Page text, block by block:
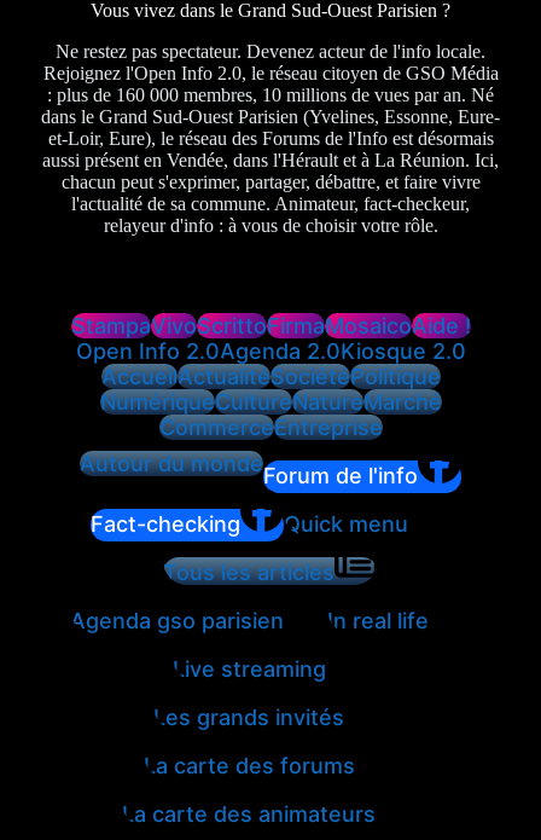
Vous vivez dans le Grand Sud-Ouest Parisien ?
Ne restez pas spectateur. Devenez acteur de l'info locale.
Rejoignez l'Open Info 2.0, le réseau citoyen de GSO Média
: plus de 160 000 membres, 10 millions de vues par an. Né
dans le Grand Sud-Ouest Parisien (Yvelines, Essonne, Eure-
et-Loir, Eure), le réseau des Forums de l'Info est désormais
aussi présent en Vendée, dans l'Hérault et à La Réunion. Ici,
chacun peut s'exprimer, partager, débattre, et faire vivre
l'actualité de sa commune. Animateur, fact-checkeur,
relayeur d'info : à vous de choisir votre rôle.
StampaVivoScrittoFirmaMosaicoAide !
Open Info 2.0Agenda 2.0Kiosque 2.0
AccueilActualitéSociétéPolitique
NumériqueCultureNatureMarché
CommerceEntreprise
Autour du mondeForum de l'info
Fact-checking
Quick menu
Tous les articles
Agenda gso parisien
In real life
Live streaming
Les grands invités
La carte des forums
La carte des animateurs